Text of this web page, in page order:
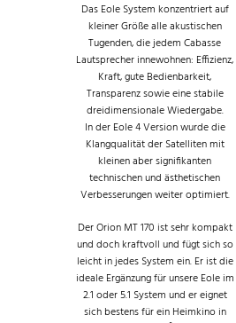
Das Eole System konzentriert auf
kleiner Größe alle akustischen
Tugenden, die jedem Cabasse
Lautsprecher innewohnen: Effizienz,
Kraft, gute Bedienbarkeit,
Transparenz sowie eine stabile
dreidimensionale Wiedergabe.
In der Eole 4 Version wurde die
Klangqualität der Satelliten mit
kleinen aber signifikanten
technischen und ästhetischen
Verbesserungen weiter optimiert.
Der Orion MT 170 ist sehr kompakt
und doch kraftvoll und fügt sich so
leicht in jedes System ein. Er ist die
ideale Ergänzung für unsere Eole im
2.1 oder 5.1 System und er eignet
sich bestens für ein Heimkino in